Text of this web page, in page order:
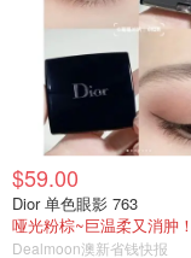
$59.00
Dior 单色眼影 763
哑光粉棕~巨温柔又消肿！
Dealmoon澳新省钱快报